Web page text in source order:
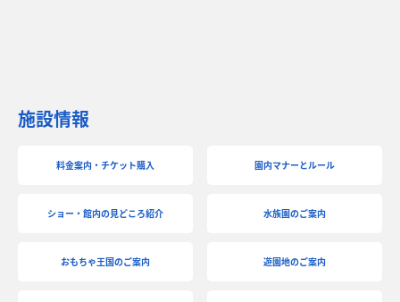
施設情報
料金案内・チケット購入 園内マナーとルール
ショー・館内の見どころ紹介 水族園のご案内
おもちゃ王国のご案内 遊園地のご案内